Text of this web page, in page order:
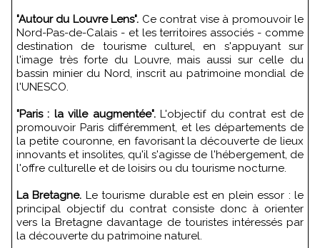
"Autour du Louvre Lens". Ce contrat vise à promouvoir le
Nord-Pas-de-Calais - et les territoires associés - comme
destination de tourisme culturel, en s'appuyant sur
l'image très forte du Louvre, mais aussi sur celle du
bassin minier du Nord, inscrit au patrimoine mondial de
l'UNESCO.
"Paris : la ville augmentée".L'objectif du contrat est de
promouvoir Paris différemment, et les départements de
la petite couronne, en favorisant la découverte de lieux
innovants et insolites, qu'il s'agisse de l'hébergement, de
l'offre culturelle et de loisirs ou du tourisme nocturne.
La Bretagne. Le tourisme durable est en plein essor : le
principal objectif du contrat consiste donc à orienter
vers la Bretagne davantage de touristes intéressés par
la découverte du patrimoine naturel.